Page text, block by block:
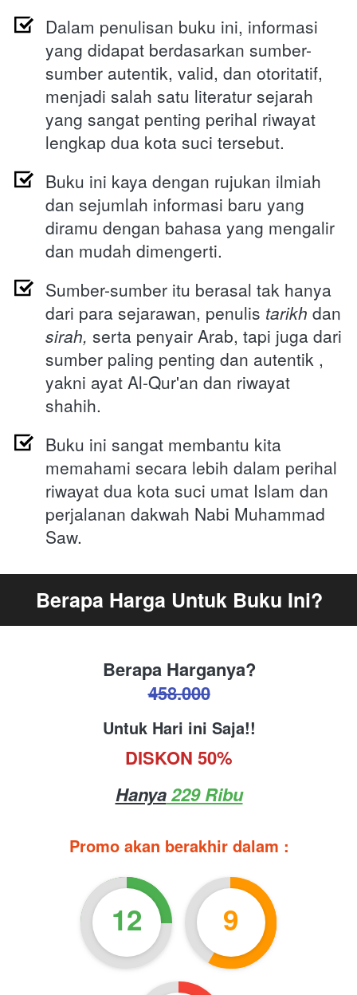
Dalam penulisan buku ini, informasi
yang didapat berdasarkan sumber-
sumber autentik, valid, dan otoritatif,
menjadi salah satu literatur sejarah
yang sangat penting perihal riwayat
lengkap dua kota suci tersebut.
Buku ini kaya dengan rujukan ilmiah
dan sejumlah informasi baru yang
diramu dengan bahasa yang mengalir
dan mudah dimengerti.
Sumber-sumber itu berasal tak hanya
dari para sejarawan, penulis tarikh dan
sirah, serta penyair Arab, tapi juga dari
sumber paling penting dan autentik ,
yakni ayat Al-Qur'an dan riwayat
shahih.
Buku ini sangat membantu kita
memahami secara lebih dalam perihal
riwayat dua kota suci umat Islam dan
perjalanan dakwah Nabi Muhammad
Saw.
Berapa Harga Untuk Buku Ini?
Berapa Harganya?
458.000
Untuk Hari ini Saja!!
DISKON 50%
Hanya 229 Ribu
Promo akan berakhir dalam :
12 9